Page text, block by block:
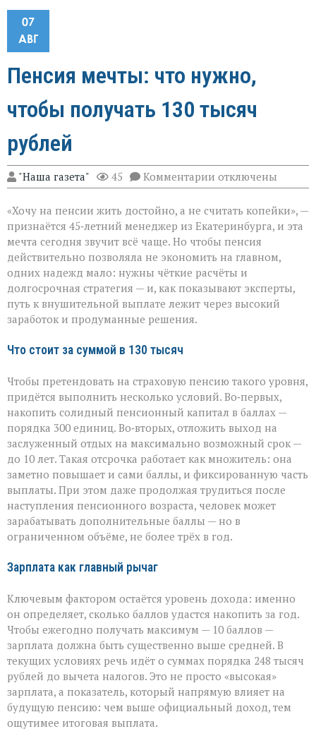
07
АВГ
Пенсия мечты: что нужно,
чтобы получать 130 тысяч
рублей
"Наша газета" 45 Комментарии к
записи
мечты:
что
нужно,
чтобы
получать
130
тысяч
рублей
отключены
«Хочу на пенсии жить достойно, а не считать копейки», —
признаётся 45‑летний менеджер из Екатеринбурга, и эта
мечта сегодня звучит всё чаще. Но чтобы пенсия
действительно позволяла не экономить на главном,
одних надежд мало: нужны чёткие расчёты и
долгосрочная стратегия — и, как показывают эксперты,
путь к внушительной выплате лежит через высокий
заработок и продуманные решения.
Что стоит за суммой в 130 тысяч
Чтобы претендовать на страховую пенсию такого уровня,
придётся выполнить несколько условий. Во‑первых,
накопить солидный пенсионный капитал в баллах —
порядка 300 единиц. Во‑вторых, отложить выход на
заслуженный отдых на максимально возможный срок —
до 10 лет. Такая отсрочка работает как множитель: она
заметно повышает и сами баллы, и фиксированную часть
выплаты. При этом даже продолжая трудиться после
наступления пенсионного возраста, человек может
зарабатывать дополнительные баллы — но в
ограниченном объёме, не более трёх в год.
Зарплата как главный рычаг
Ключевым фактором остаётся уровень дохода: именно
он определяет, сколько баллов удастся накопить за год.
Чтобы ежегодно получать максимум — 10 баллов —
зарплата должна быть существенно выше средней. В
текущих условиях речь идёт о суммах порядка 248 тысяч
рублей до вычета налогов. Это не просто «высокая»
зарплата, а показатель, который напрямую влияет на
будущую пенсию: чем выше официальный доход, тем
ощутимее итоговая выплата.